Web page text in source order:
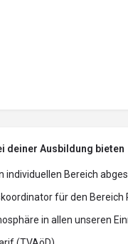
deiner Ausbildung bieten
individuellen Bereich
für den Bereich
in allen unseren